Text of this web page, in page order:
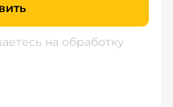
на обработку